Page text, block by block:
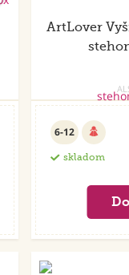
ArtLover
6-12
skladom